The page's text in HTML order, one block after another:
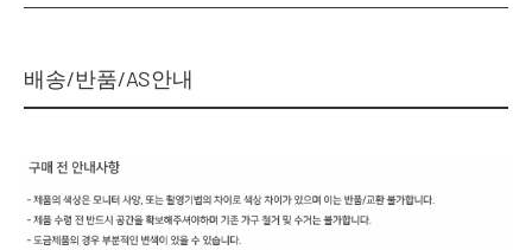
배송/반품/AS안내